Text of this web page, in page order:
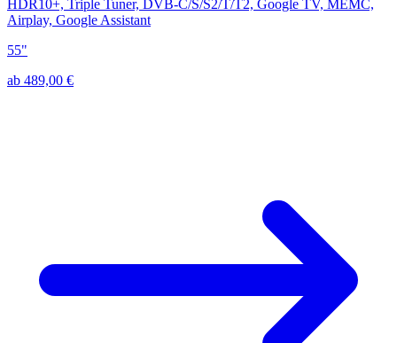
HDR10+, Triple Tuner, DVB-C/S/S2/T/T2, Google TV, MEMC,
Airplay, Google Assistant
55"
ab 489,00 €